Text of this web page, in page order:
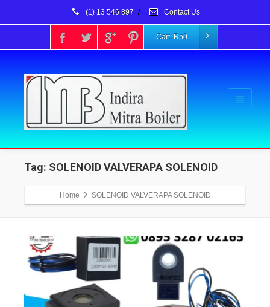
(1) 13 546 897 / Contact Us
Cart: Rp0
Tag: SOLENOID VALVERAPA SOLENOID
Home SOLENOID VALVERAPA SOLENOID